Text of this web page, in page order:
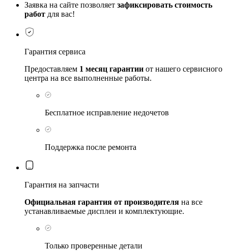
Заявка на сайте позволяет зафиксировать стоимость
работ для вас!
Гарантия сервиса
Предоставляем 1 месяц гарантии от нашего сервисного
центра на все выполненные работы.
Бесплатное исправление недочетов
Поддержка после ремонта
Гарантия на запчасти
Официальная гарантия от производителя на все
устанавливаемые дисплеи и комплектующие.
Только проверенные детали